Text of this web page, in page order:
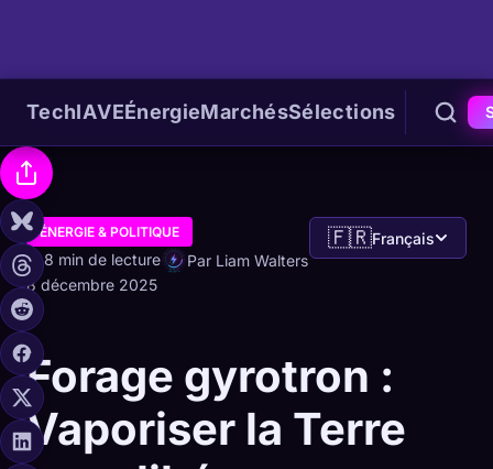
TechIAVEÉnergieMarchésSélections
ÉNERGIE & POLITIQUE
8 min de lecture
Par Liam Walters
8 décembre 2025
🇫🇷Français
Forage gyrotron :
Vaporiser la Terre